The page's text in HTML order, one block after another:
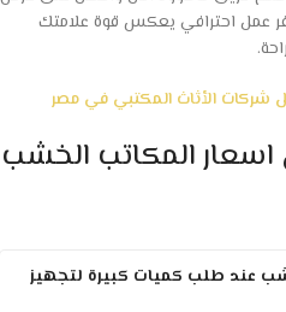
احترافي يعكس قوة علامتك
شركات الأثاث المكتبي في مصر
اسعار المكاتب الخشب
عند طلب كميات كبيرة لتجهيز